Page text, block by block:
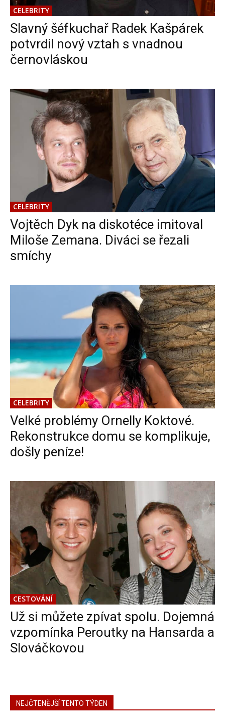
CELEBRITY
Slavný šéfkuchař Radek Kašpárek
potvrdil nový vztah s vnadnou
černovláskou
CELEBRITY
Vojtěch Dyk na diskotéce imitoval
Miloše Zemana. Diváci se řezali
smíchy
CELEBRITY
Velké problémy Ornelly Koktové.
Rekonstrukce domu se komplikuje,
došly peníze!
CESTOVÁNÍ
Už si můžete zpívat spolu. Dojemná
vzpomínka Peroutky na Hansarda a
Slováčkovou
NEJČTENĚJŠÍ TENTO TÝDEN